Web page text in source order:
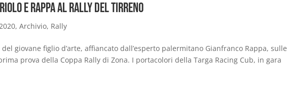
e Rappa al Rally del Tirreno
,Archivio, Rally
giovane figlio d’arte, affiancato dall’esperto palermitano Gianfranco Rappa, sulle
prova della Coppa Rally di Zona. I portacolori della Targa Racing Cub, in gara